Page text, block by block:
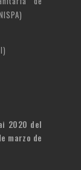
una
pestaña
2020 del
marzo de